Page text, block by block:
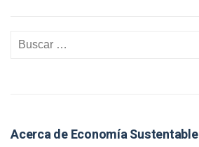
Acerca de Economía Sustentable